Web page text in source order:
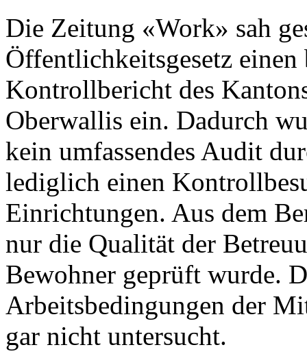
Die Zeitung «Work» sah
Öffentlichkeitsgesetz
Kontrollbericht des
Oberwallis ein. Dadurch
kein umfassendes Audit
lediglich einen
Einrichtungen. Aus dem
nur die Qualität der
Bewohner geprüft wurde.
Arbeitsbedingungen der
gar nicht untersucht.